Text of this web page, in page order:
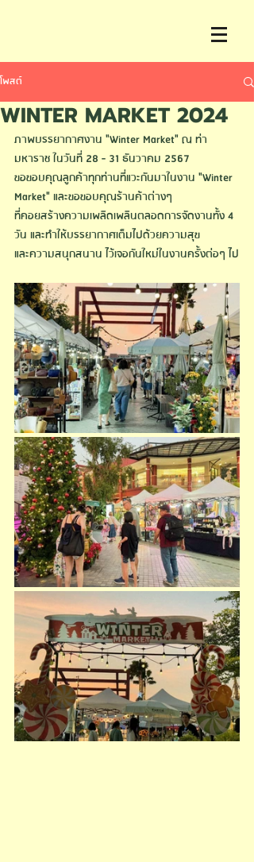
โพสต์
WINTER MARKET 2024
ภาพบรรยากาศงาน "Winter Market" ณ ท่า
มหาราช ในวันที่ 28 - 31 ธันวาคม 2567
ขอขอบคุณลูกค้าทุกท่านที่แวะกันมาในงาน "Winter
Market" และขอขอบคุณร้านค้าต่างๆ
ที่คอยสร้างความเพลิดเพลินตลอดการจัดงานทั้ง 4
วัน และทำให้บรรยากาศเต็มไปด้วยความสุข
และความสนุกสนาน ไว้เจอกันใหม่ในงานครั้งต่อๆ ไป